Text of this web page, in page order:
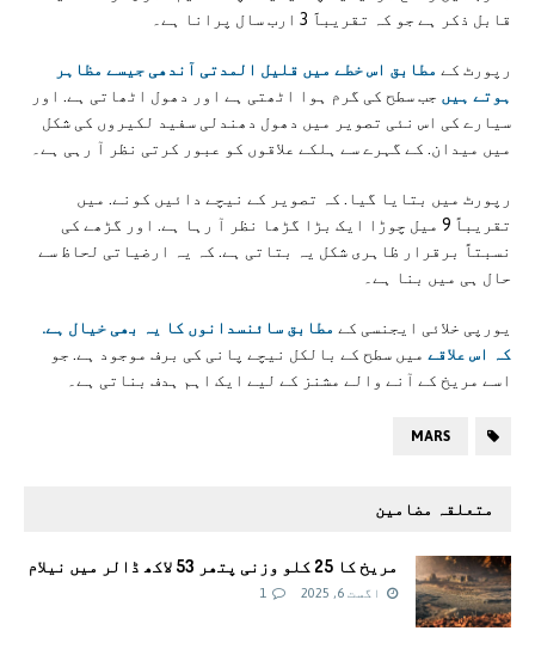
قابل ذکر ہے جو کہ تقریباََ 3 ارب سال پرانا ہے۔
رپورٹ کے مطابق اس خطے میں قلیل المدتی آندھی جیسے مظاہر
ہوتے ہیں جب سطح کی گرم ہوا اٹھتی ہے اور دھول اٹھاتی ہے. اور
سیارے کی اس نئی تصویر میں دھول دھندلی سفید لکیروں کی شکل
میں میدان. کے گہرے سے ہلکے علاقوں کو عبور کرتی نظر آ رہی ہے۔
رپورٹ میں بتایا گیا. کہ تصویر کے نیچے دائیں کونے. میں
تقریباً 9 میل چوڑا ایک بڑا گڑھا نظر آ رہا ہے. اور گڑھے کی
نسبتاً برقرار ظاہری شکل یہ بتاتی ہے. کہ یہ ارضیاتی لحاظ سے
حال ہی میں بنا ہے۔
یورپی خلائی ایجنسی کے مطابق سائنسدانوں کا یہ بھی خیال ہے.
کہ اس علاقے میں سطح کے بالکل نیچے پانی کی برف موجود ہے. جو
اسے مریخ کے آنے والے مشنز کے لیے ایک اہم ہدف بناتی ہے۔
MARS
متعلقہ مضامین
مریخ کا 25 کلو وزنی پتھر 53 لاکھ ڈالر میں نیلام
اگست 6, 2025 1